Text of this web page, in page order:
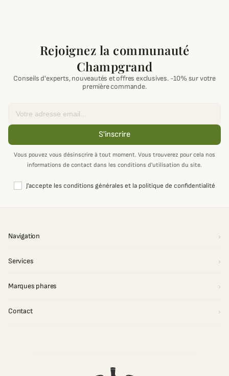
Rejoignez la communauté
Champgrand
Conseils d'experts, nouveautés et offres exclusives. -10% sur votre
première commande.
S'inscrire
Vous pouvez vous désinscrire à tout moment. Vous trouverez pour cela nos
informations de contact dans les conditions d'utilisation du site.
J'accepte les conditions générales et la politique de confidentialité
Navigation
Services
Marques phares
Contact